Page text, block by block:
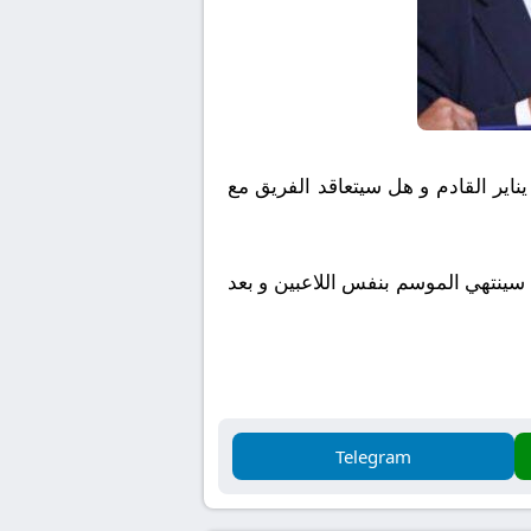
القادم و هل سيتعاقد الفريق مع
سينتهي الموسم بنفس اللاعبين و بعد
Telegram